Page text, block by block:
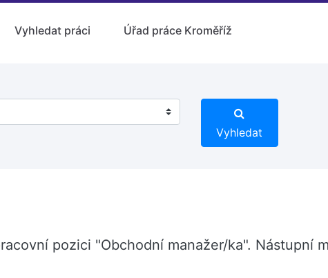
Vyhledat práci Úřad práce Kroměříž
Vyhledat
pozici "Obchodní manažer/ka". Nástupní